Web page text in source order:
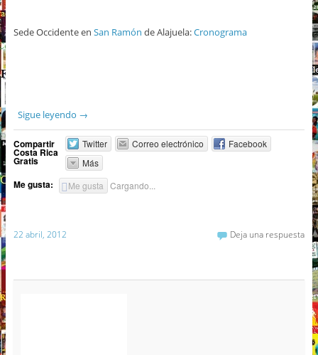
Sede Occidente en San Ramón de Alajuela:Cronograma
Sigue leyendo →
Compartir
Costa Rica
Gratis
Twitter Correo electrónico
Facebook
Más
Me gusta: Me gusta Cargando...
22 abril, 2012 Deja una respuesta